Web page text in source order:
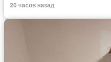
20 часов назад